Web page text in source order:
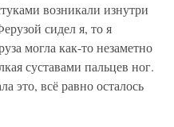
возникали изнутри
сидел я, то я
могла как-то незаметно
суставами пальцев ног.
это, всё равно осталось